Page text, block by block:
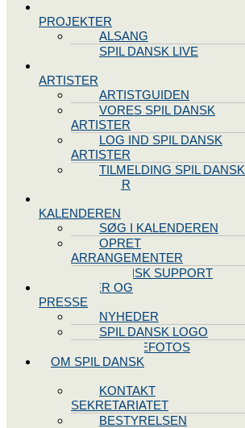
PROJEKTER
ALSANG
SPIL DANSK LIVE
ARTISTER
ARTISTGUIDEN
VORES SPIL DANSK
ARTISTER
LOG IND SPIL DANSK
ARTISTER
TILMELDING SPIL DANSK
ARTISTER
KALENDEREN
SØG I KALENDEREN
OPRET
ARRANGEMENTER
TEKNISK SUPPORT
NYHEDER OG
PRESSE
NYHEDER
SPIL DANSK LOGO
PRESSEFOTOS
OM SPIL DANSK
KONTAKT
SEKRETARIATET
BESTYRELSEN